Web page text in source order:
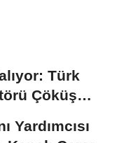
Türk
Çöküş
Yardımcısı